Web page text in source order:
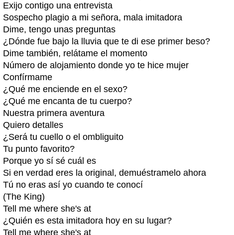
Exijo contigo una entrevista
Sospecho plagio a mi señora, mala imitadora
Dime, tengo unas preguntas
¿Dónde fue bajo la lluvia que te di ese primer beso?
Dime también, relátame el momento
Número de alojamiento donde yo te hice mujer
Confírmame
¿Qué me enciende en el sexo?
¿Qué me encanta de tu cuerpo?
Nuestra primera aventura
Quiero detalles
¿Será tu cuello o el ombliguito
Tu punto favorito?
Porque yo sí sé cuál es
Si en verdad eres la original, demuéstramelo ahora
Tú no eras así yo cuando te conocí
(The King)
Tell me where she's at
¿Quién es esta imitadora hoy en su lugar?
Tell me where she's at